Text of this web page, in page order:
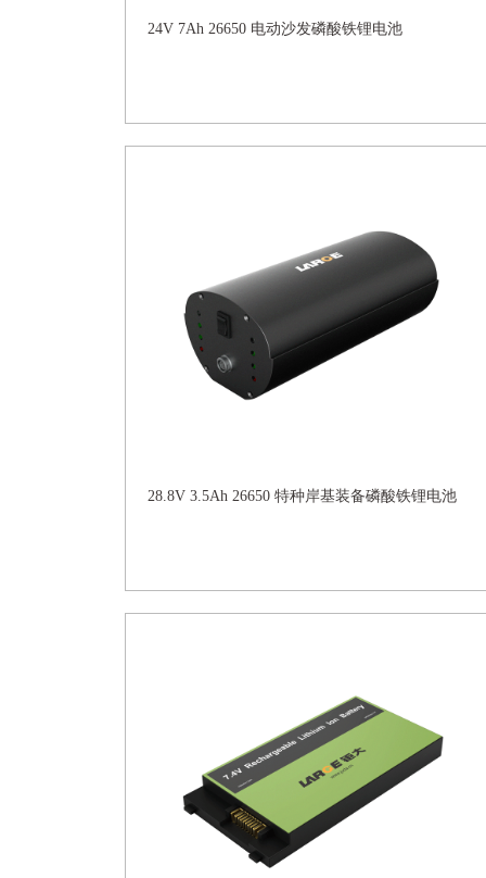
24V 7Ah 26650 电动沙发磷酸铁锂电池
28.8V 3.5Ah 26650 特种岸基装备磷酸铁锂电池